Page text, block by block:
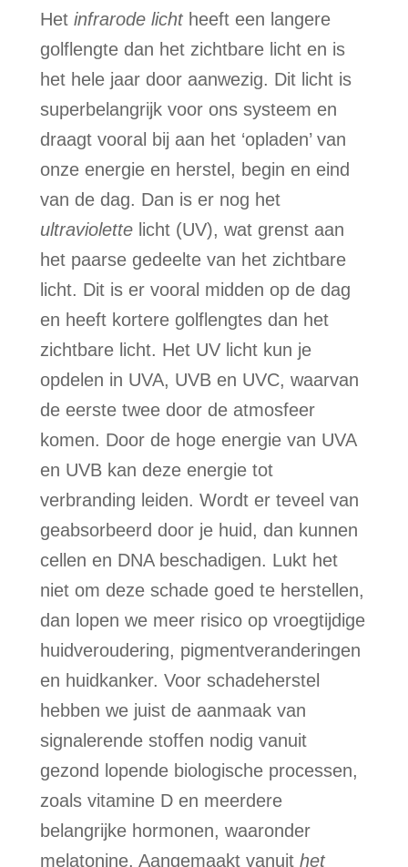
Het infrarode lichtheeft een langere
golflengte dan het zichtbare licht en is
het hele jaar door aanwezig. Dit licht is
superbelangrijk voor ons systeem en
draagt vooral bij aan het ‘opladen’ van
onze energie en herstel, begin en eind
van de dag. Dan is er nog het
ultraviolettelicht (UV), wat grenst aan
het paarse gedeelte van het zichtbare
licht. Dit is er vooral midden op de dag
en heeft kortere golflengtes dan het
zichtbare licht. Het UV licht kun je
opdelen in UVA, UVB en UVC, waarvan
de eerste twee door de atmosfeer
komen. Door de hoge energie van UVA
en UVB kan deze energie tot
verbranding leiden. Wordt er teveel van
geabsorbeerd door je huid, dan kunnen
cellen en DNA beschadigen. Lukt het
niet om deze schade goed te herstellen,
dan lopen we meer risico op vroegtijdige
huidveroudering, pigmentveranderingen
en huidkanker. Voor schadeherstel
hebben we juist de aanmaak van
signalerende stoffen nodig vanuit
gezond lopende biologische processen,
zoals vitamine D en meerdere
belangrijke hormonen, waaronder
melatonine. Aangemaakt vanuit het